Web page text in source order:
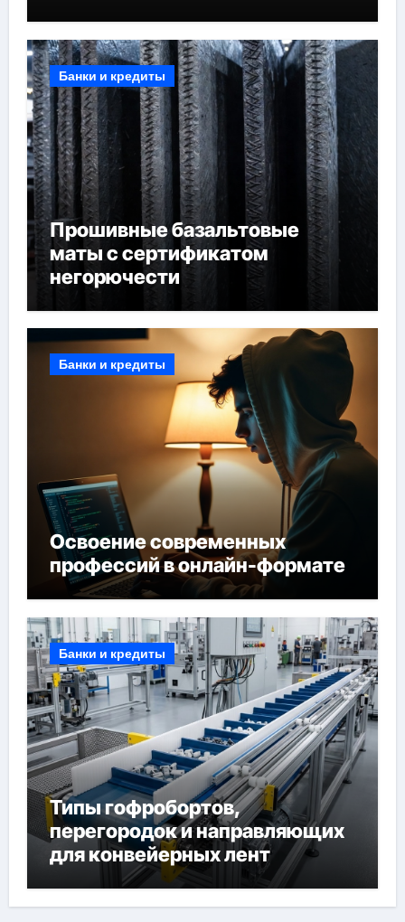
Банки и кредиты
Прошивные базальтовые
маты с сертификатом
негорючести
Банки и кредиты
Освоение современных
профессий в онлайн-формате
Банки и кредиты
Типы гофробортов,
перегородок и направляющих
для конвейерных лент